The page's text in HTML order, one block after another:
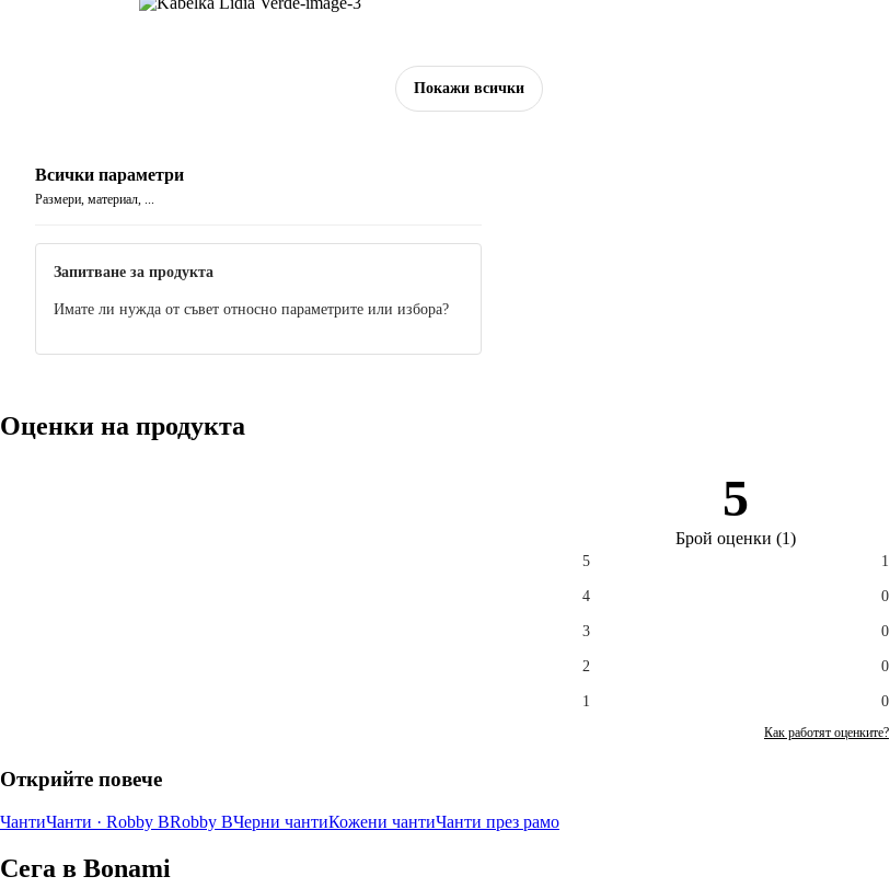
Покажи всички
Всички параметри
Размери, материал, ...
Запитване за продукта
Имате ли нужда от съвет относно параметрите или избора?
Оценки на продукта
5
Брой оценки (1)
5 1
4 0
3 0
2 0
1 0
Как работят оценките?
Открийте повече
ЧантиЧанти · Robby BRobby BЧерни чантиКожени чантиЧанти през рамо
Сега в Bonami